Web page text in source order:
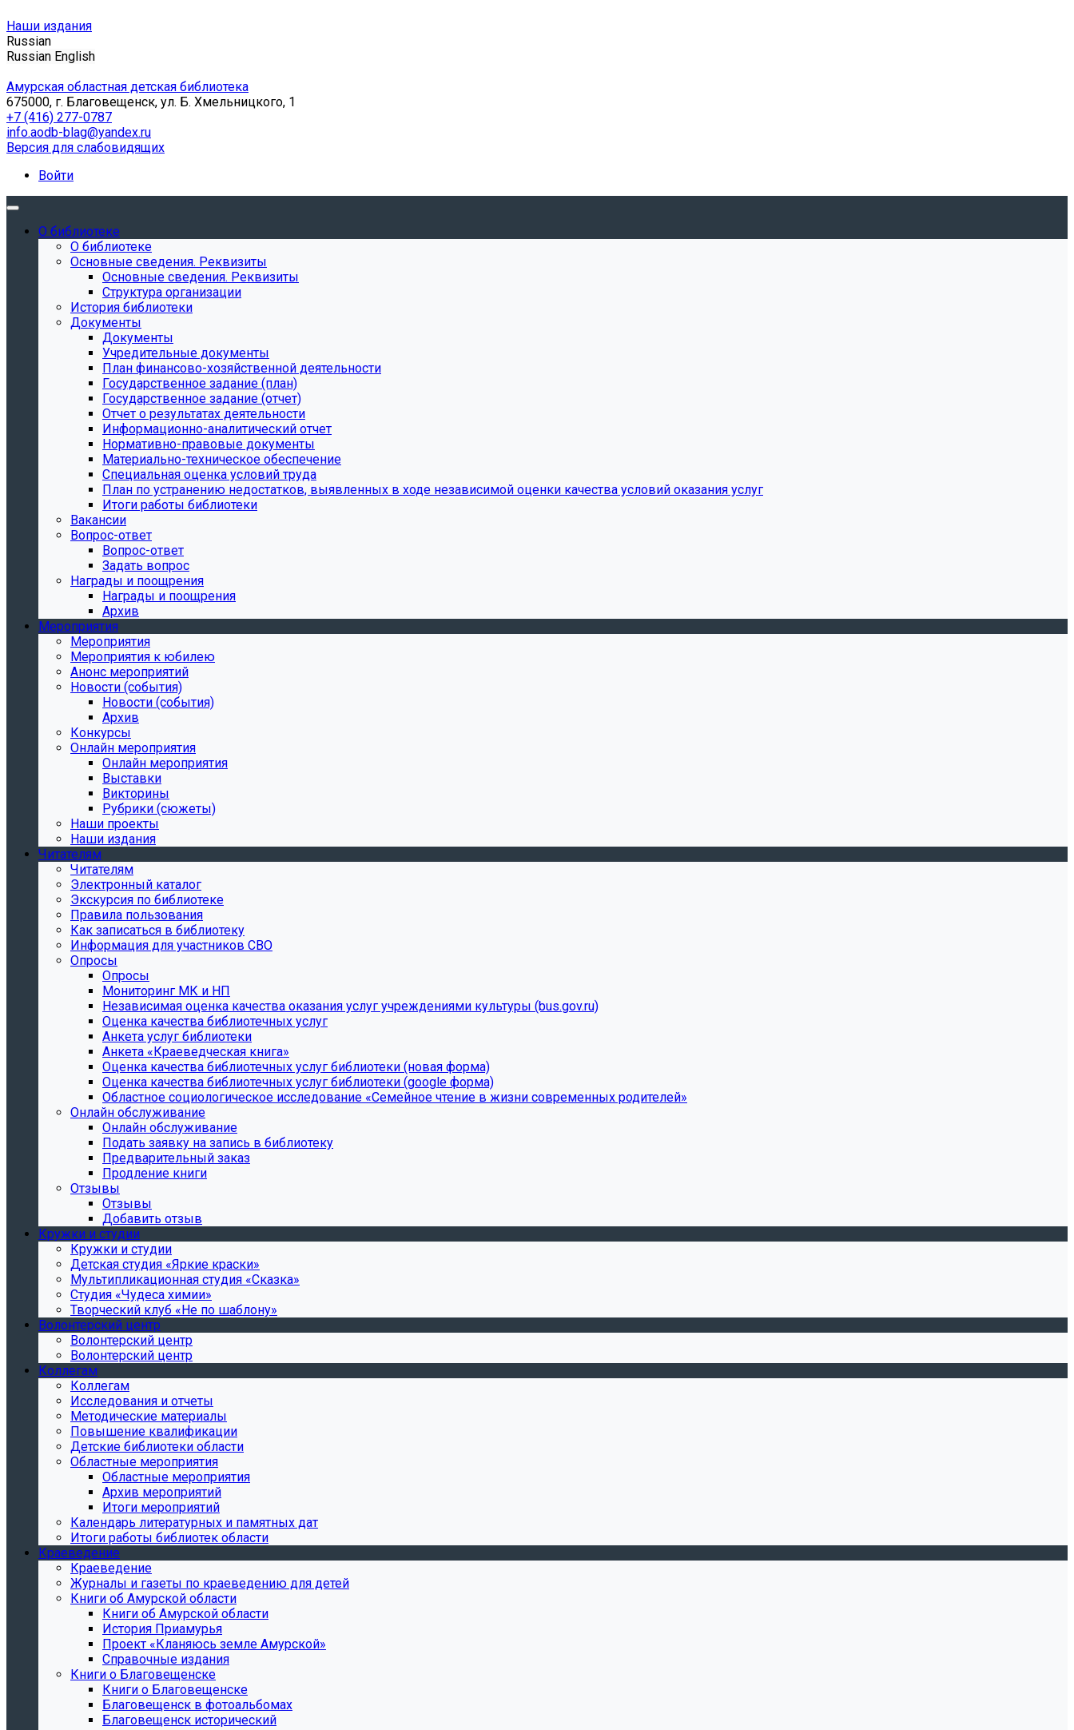
Наши издания
Russian
Russian English
Амурская областная детская библиотека
675000, г. Благовещенск, ул. Б. Хмельницкого, 1
+7 (416) 277-0787
info.aodb-blag@yandex.ru
Версия для слабовидящих
Войти
О библиотеке
О библиотеке
Основные сведения. Реквизиты
Основные сведения. Реквизиты
Структура организации
История библиотеки
Документы
Документы
Учредительные документы
План финансово-хозяйственной деятельности
Государственное задание (план)
Государственное задание (отчет)
Отчет о результатах деятельности
Информационно-аналитический отчет
Нормативно-правовые документы
Материально-техническое обеспечение
Специальная оценка условий труда
План по устранению недостатков, выявленных в ходе независимой оценки качества условий оказания услуг
Итоги работы библиотеки
Вакансии
Вопрос-ответ
Вопрос-ответ
Задать вопрос
Награды и поощрения
Награды и поощрения
Архив
Мероприятия
Мероприятия
Мероприятия к юбилею
Анонс мероприятий
Новости (события)
Новости (события)
Архив
Конкурсы
Онлайн мероприятия
Онлайн мероприятия
Выставки
Викторины
Рубрики (сюжеты)
Наши проекты
Наши издания
Читателям
Читателям
Электронный каталог
Экскурсия по библиотеке
Правила пользования
Как записаться в библиотеку
Информация для участников СВО
Опросы
Опросы
Мониторинг МК и НП
Независимая оценка качества оказания услуг учреждениями культуры (bus.gov.ru)
Оценка качества библиотечных услуг
Анкета услуг библиотеки
Анкета «Краеведческая книга»
Oценка качества библиотечных услуг библиотеки (новая форма)
Oценка качества библиотечных услуг библиотеки (google форма)
Областное социологическое исследование «Семейное чтение в жизни современных родителей»
Онлайн обслуживание
Онлайн обслуживание
Подать заявку на запись в библиотеку
Предварительный заказ
Продление книги
Отзывы
Отзывы
Добавить отзыв
Кружки и студии
Кружки и студии
Детская студия «Яркие краски»
Мультипликационная студия «Сказка»
Студия «Чудеса химии»
Творческий клуб «Не по шаблону»
Волонтерский центр
Волонтерский центр
Волонтерский центр
Коллегам
Коллегам
Исследования и отчеты
Методические материалы
Повышение квалификации
Детские библиотеки области
Областные мероприятия
Областные мероприятия
Архив мероприятий
Итоги мероприятий
Календарь литературных и памятных дат
Итоги работы библиотек области
Краеведение
Краеведение
Журналы и газеты по краеведению для детей
Книги об Амурской области
Книги об Амурской области
История Приамурья
Проект «Кланяюсь земле Амурской»
Справочные издания
Книги о Благовещенске
Книги о Благовещенске
Благовещенск в фотоальбомах
Благовещенск исторический